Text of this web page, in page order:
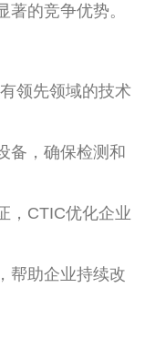
著的竞争优势。
有领先领域的技术
备，确保检测和
，CTIC优化企业
帮助企业持续改